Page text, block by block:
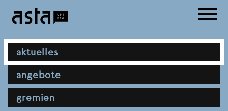
zum
hauptnavigation
aktuelles
angebote
gremien
menu
aktuelles